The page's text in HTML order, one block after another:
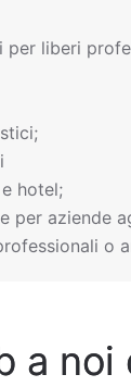
per liberi
hotel;
per aziende
o
a